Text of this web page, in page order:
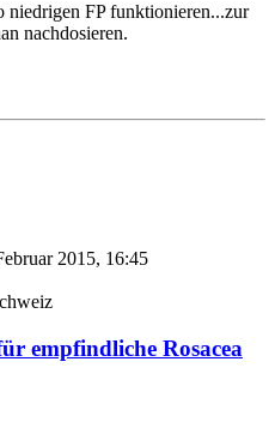
niedrigen FP funktionieren...zur
nachdosieren.
2015, 16:45
empfindliche Rosacea